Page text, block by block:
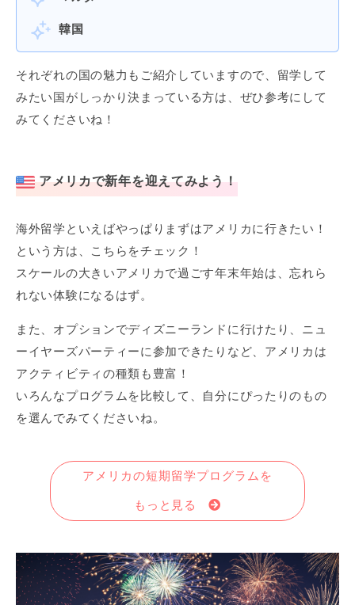
韓国
それぞれの国の魅力もご紹介していますので、留学して
みたい国がしっかり決まっている方は、ぜひ参考にして
みてくださいね！
アメリカで新年を迎えてみよう！
海外留学といえばやっぱりまずはアメリカに行きたい！
という方は、こちらをチェック！
スケールの大きいアメリカで過ごす年末年始は、忘れら
れない体験になるはず。
また、オプションでディズニーランドに行けたり、ニュ
ーイヤーズパーティーに参加できたりなど、アメリカは
アクティビティの種類も豊富！
いろんなプログラムを比較して、自分にぴったりのもの
を選んでみてくださいね。
アメリカの短期留学プログラムを
もっと見る